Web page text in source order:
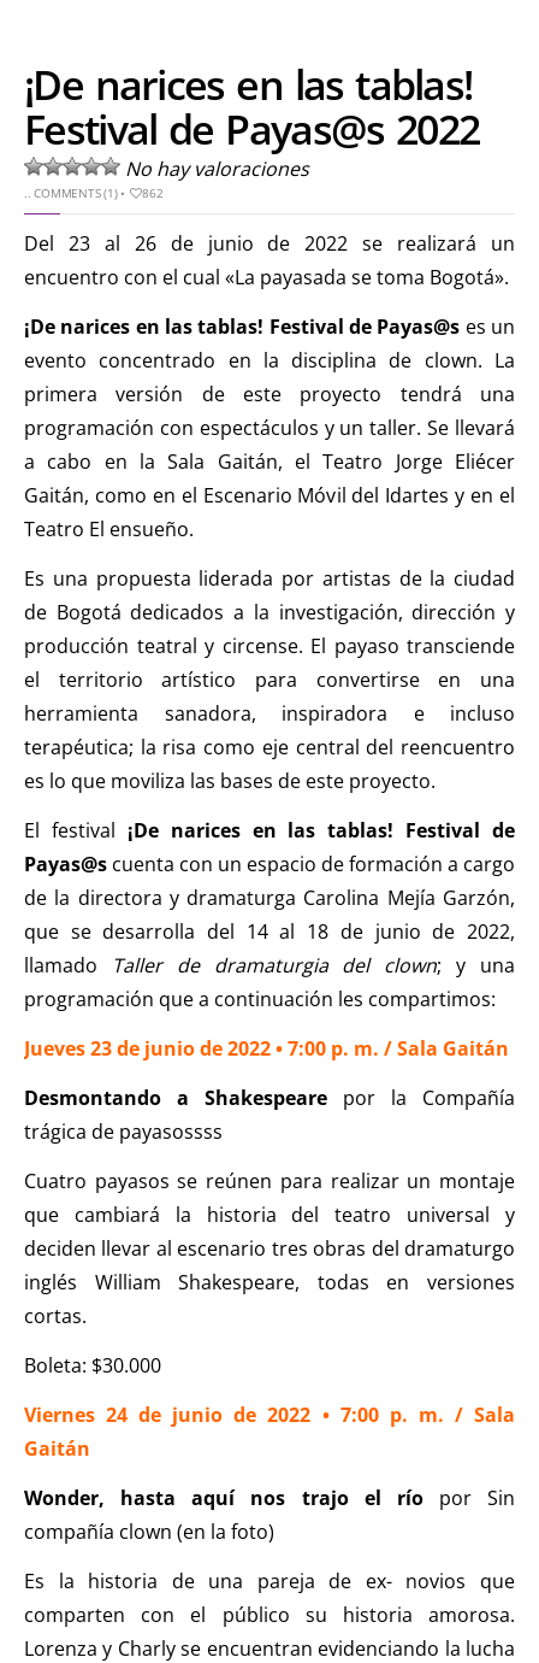
¡De narices en las tablas!
Festival de Payas@s 2022
No hay valoraciones
..COMMENTS (1)• 862
Del 23 al 26 de junio de 2022 se realizará un
encuentro con el cual «La payasada se toma Bogotá».
¡De narices en las tablas! Festival de Payas@s es un
evento concentrado en la disciplina de clown. La
primera versión de este proyecto tendrá una
programación con espectáculos y un taller. Se llevará
a cabo en la Sala Gaitán, el Teatro Jorge Eliécer
Gaitán, como en el Escenario Móvil del Idartes y en el
Teatro El ensueño.
Es una propuesta liderada por artistas de la ciudad
de Bogotá dedicados a la investigación, dirección y
producción teatral y circense. El payaso transciende
el territorio artístico para convertirse en una
herramienta sanadora, inspiradora e incluso
terapéutica; la risa como eje central del reencuentro
es lo que moviliza las bases de este proyecto.
El festival ¡De narices en las tablas! Festival de
Payas@s cuenta con un espacio de formación a cargo
de la directora y dramaturga Carolina Mejía Garzón,
que se desarrolla del 14 al 18 de junio de 2022,
llamado Taller de dramaturgia del clown; y una
programación que a continuación les compartimos:
Jueves 23 de junio de 2022 • 7:00 p. m. / Sala Gaitán
Desmontando a Shakespeare por la Compañía
trágica de payasossss
Cuatro payasos se reúnen para realizar un montaje
que cambiará la historia del teatro universal y
deciden llevar al escenario tres obras del dramaturgo
inglés William Shakespeare, todas en versiones
cortas.
Boleta: $30.000
Viernes 24 de junio de 2022 • 7:00 p. m. / Sala
Gaitán
Wonder, hasta aquí nos trajo el ríopor Sin
compañía clown (en la foto)
Es la historia de una pareja de ex- novios que
comparten con el público su historia amorosa.
Lorenza y Charly se encuentran evidenciando la lucha